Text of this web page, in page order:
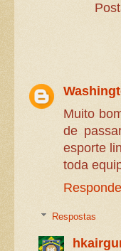
Muito
de
esporte
toda
Respostas